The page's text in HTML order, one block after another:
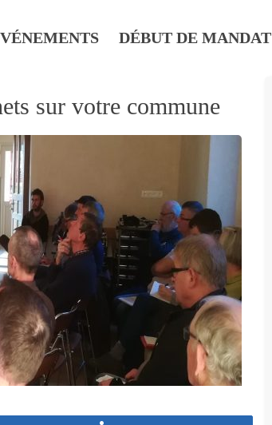
DÉBUT DE MANDAT
sur votre commune